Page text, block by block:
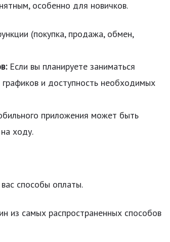
особенно для новичков.
(покупка, продажа, обмен,
Если вы планируете заниматься
и доступность необходимых
приложения может быть
ходу.
способы оплаты.
из самых распространенных способов